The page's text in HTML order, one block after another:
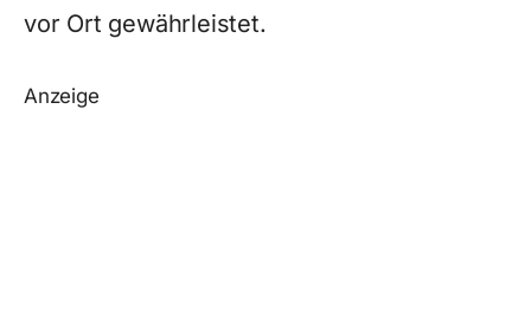
vor Ort gewährleistet.
Anzeige